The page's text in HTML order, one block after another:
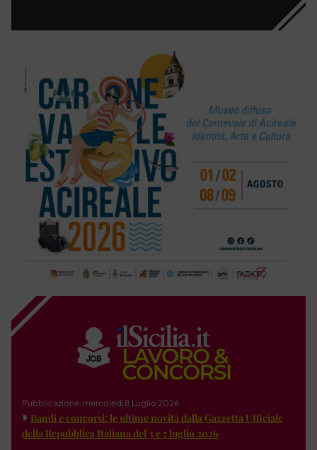
Pubblicazione: mercoledì 8 Luglio 2026
Bandi e concorsi: le ultime novità dalla Gazzetta Ufficiale
della Repubblica Italiana del 3 e 7 luglio 2026